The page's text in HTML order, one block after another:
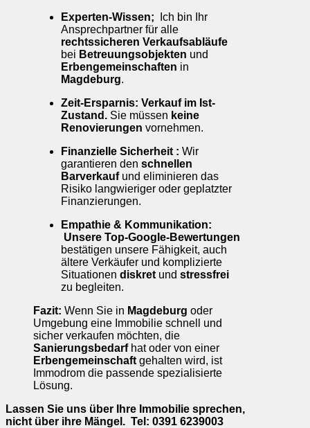
Experten-Wissen;
Ich bin Ihr
Ansprechpartner für alle
rechtssicheren Verkaufsabläufe
bei Betreuungsobjekten und
Erbengemeinschaften in
Magdeburg.
Zeit-Ersparnis: Verkauf im Ist-
Zustand. Sie müssen keine
Renovierungen vornehmen.
Finanzielle Sicherheit : Wir
garantieren den schnellen
Barverkaufund eliminieren das
Risiko langwieriger oder geplatzter
Finanzierungen.
Empathie & Kommunikation:
Unsere Top-Google-Bewertungen
bestätigen unsere Fähigkeit, auch
ältere Verkäufer und komplizierte
Situationen diskret und stressfrei
zu begleiten.
Fazit: Wenn Sie in Magdeburg oder
Umgebung eine Immobilie schnell und
sicher verkaufen möchten, die
Sanierungsbedarfhat oder von einer
Erbengemeinschaft gehalten wird, ist
Immodrom die passende spezialisierte
Lösung.
Lassen Sie uns über Ihre Immobilie sprechen,
nicht über ihre Mängel. Tel: 0391 6239003